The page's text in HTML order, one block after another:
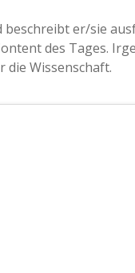
beschreibt er/sie
des Tages.
die Wissenschaft.